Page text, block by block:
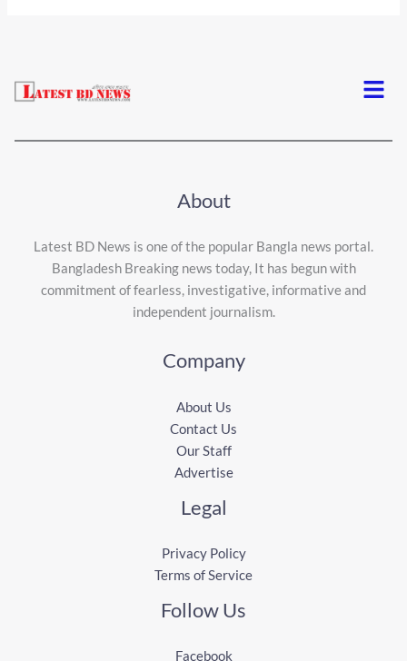
Menu
About
Latest BD News is one of the popular Bangla news portal.
Bangladesh Breaking news today, It has begun with
commitment of fearless, investigative, informative and
independent journalism.
Company
About Us
Contact Us
Our Staff
Advertise
Legal
Privacy Policy
Terms of Service
Follow Us
Facebook